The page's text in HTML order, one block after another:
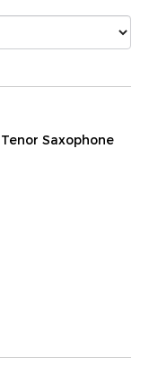
Tenor Saxophone